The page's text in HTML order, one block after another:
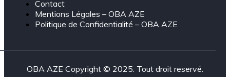
Contact
Mentions Légales – OBA AZE
Politique de Confidentialité – OBA AZE
OBA AZE Copyright © 2025. Tout droit reservé.